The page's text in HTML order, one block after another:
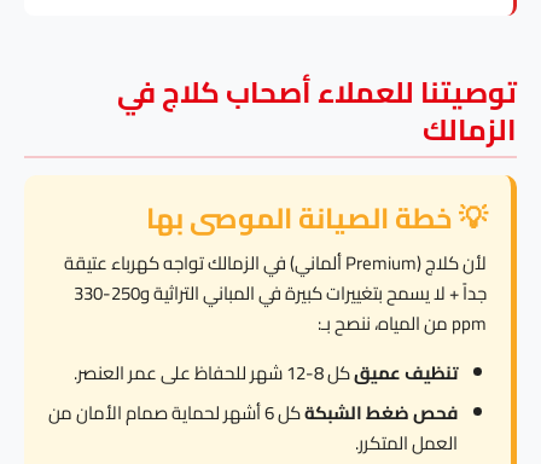
توصيتنا للعملاء أصحاب كلاج في
الزمالك
💡 خطة الصيانة الموصى بها
لأن كلاج (Premium ألماني) في الزمالك تواجه كهرباء عتيقة
جداً + لا يسمح بتغييرات كبيرة في المباني التراثية و250-330
ppm من المياه، ننصح بـ:
تنظيف عميقكل 8-12 شهر للحفاظ على عمر العنصر.
فحص ضغط الشبكة
كل 6 أشهر لحماية صمام الأمان من
العمل المتكرر.